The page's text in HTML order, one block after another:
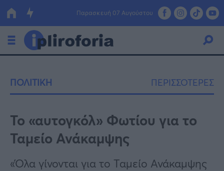
Παρασκευή 07 Αυγούστου
Οικονομία
Πολιτική
Τράπεζες
Επιδοτήσεις
Κόσμος
ΠΟΛΙΤΙΚΗ ΠΕΡΙΣΣΟΤΕΡΕΣ
Το «αυτογκόλ» Φωτίου για το
Ταμείο Ανάκαμψης
«Όλα γίνονται για το Ταμείο Ανάκαμψης